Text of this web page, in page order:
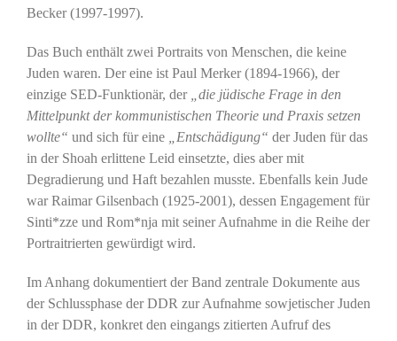
Becker (1997-1997).
Das Buch enthält zwei Portraits von Menschen, die keine
Juden waren. Der eine ist Paul Merker (1894-1966), der
einzige SED-Funktionär, der
„die jüdische Frage in den
Mittelpunkt der kommunistischen Theorie und Praxis setzen
wollte“ und sich für eine „Entschädigung“ der Juden für das
in der Shoah erlittene Leid einsetzte, dies aber mit
Degradierung und Haft bezahlen musste. Ebenfalls kein Jude
war Raimar Gilsenbach (1925-2001), dessen Engagement für
Sinti*zze und Rom*nja mit seiner Aufnahme in die Reihe der
Portraitrierten gewürdigt wird.
Im Anhang dokumentiert der Band zentrale Dokumente aus
der Schlussphase der DDR zur Aufnahme sowjetischer Juden
in der DDR, konkret den eingangs zitierten Aufruf des